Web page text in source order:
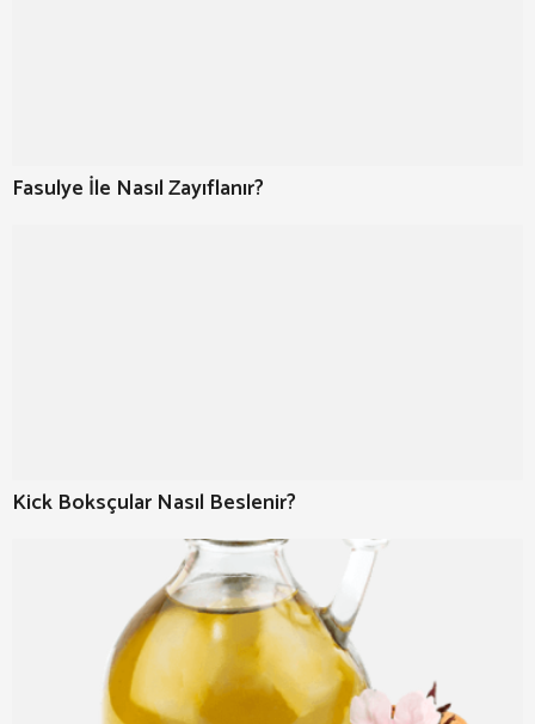
Fasulye İle Nasıl Zayıflanır?
Kick Boksçular Nasıl Beslenir?